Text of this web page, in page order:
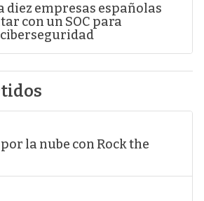
diez empresas españolas
con un SOC para
la nube con Rock the